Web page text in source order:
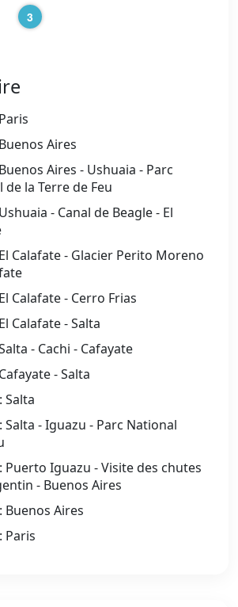
3
Aires
Aires - Ushuaia - Parc
de la Terre de Feu
- Canal de Beagle - El
Calafate - Glacier Perito Moreno
Calafate - Cerro Frias
Calafate - Salta
- Cachi - Cafayate
- Salta
Salta
: Salta - Iguazu - Parc National
Puerto Iguazu - Visite des chutes
- Buenos Aires
Buenos Aires
Paris